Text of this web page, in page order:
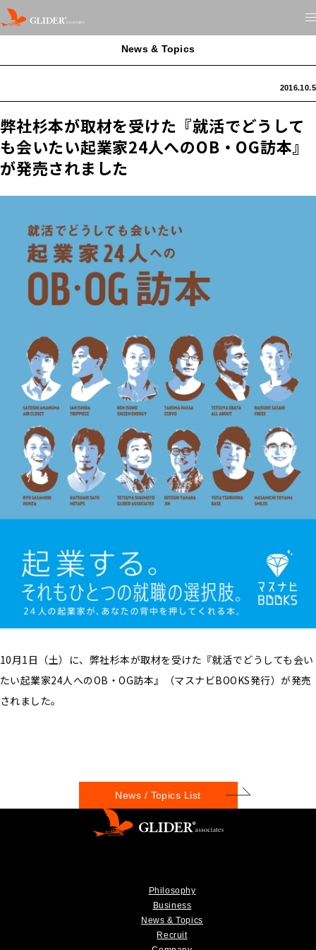
News & Topics
2016.10.5
弊社杉本が取材を受けた『就活でどうして
も会いたい起業家24人へのOB・OG訪本』
が発売されました
10月1日（土）に、弊社杉本が取材を受けた『就活でどうしても会い
たい起業家24人へのOB・OG訪本』（マスナビBOOKS発行）が発売
されました。
News / Topics List
Philosophy
Business
News & Topics
Recruit